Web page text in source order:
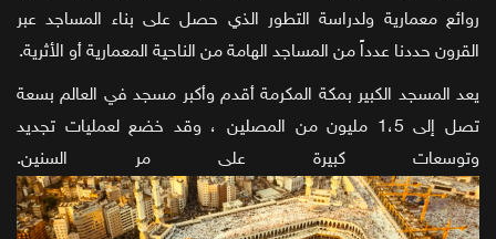
روائع معمارية ولدراسة التطور الذي حصل على بناء المساجد عبر
القرون حددنا عدداً من المساجد الهامة من الناحية المعمارية أو الأثرية.
يعد المسجد الكبير بمكة المكرمة أقدم وأكبر مسجد في العالم بسعة
تصل إلى 1،5 مليون من المصلين ، وقد خضع لعمليات تجديد
وتوسعات كبيرة على مر السنين.